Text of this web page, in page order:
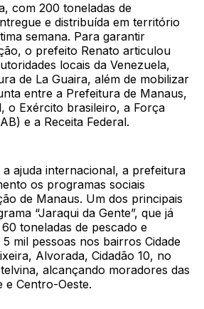
com 200 toneladas de
e distribuída em território
semana. Para garantir
o prefeito Renato articulou
locais da Venezuela,
de La Guaira, além de mobilizar
entre a Prefeitura de Manaus,
o Exército brasileiro, a Força
e a Receita Federal.
ajuda internacional, a prefeitura
os programas sociais
de Manaus. Um dos principais
“Jaraqui da Gente”, que já
toneladas de pescado e
mil pessoas nos bairros Cidade
Alvorada, Cidadão 10, no
alcançando moradores das
e Centro-Oeste.